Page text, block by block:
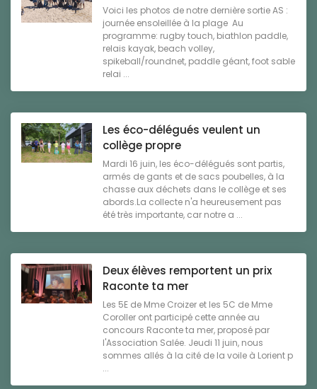
Voici les photos de notre dernière sortie AS :
journée ensoleillée à la plage Au
programme: rugby touch, biathlon paddle,
relais kayak, beach volley,
spikeball/roundnet, paddle géant, foot sable
relai ...
Les éco-délégués veulent un
collège propre
Mardi 16 juin, les éco-délégués sont partis,
armés de gants et de sacs poubelles, à la
chasse aux déchets dans le collège et ses
abords.La collecte n'a heureusement pas
été très importante, car notre a ...
Deux élèves remportent un prix
Raconte ta mer
Les 5E de Mme Croizer et les 5C de Mme
Coroller ont participé cette année au
concours Raconte ta mer, proposé par
l'Association Salée. Jeudi 11 juin, nous
sommes allés à la cité de la voile à Lorient p
...